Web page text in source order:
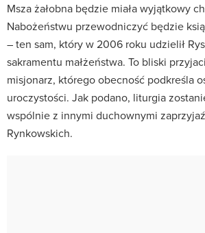
Msza żałobna będzie miała wyjątkowy
Nabożeństwu przewodniczyć będzie
– ten sam, który w 2006 roku udzielił
sakramentu małżeństwa. To bliski
misjonarz, którego obecność podkreśla
uroczystości. Jak podano, liturgia
wspólnie z innymi duchownymi
Rynkowskich.